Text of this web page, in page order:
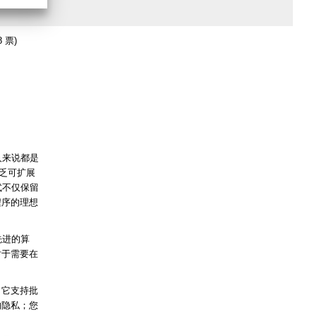
票)
说都是
可扩展
仅保留
的理想
的算
需要在
支持批
私；您